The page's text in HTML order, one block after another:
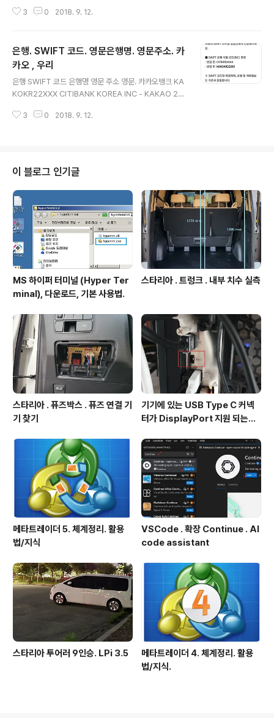
pps/details?id=com.kakaobank.channel&hl=ko 단계2. 카카오뱅크
설시점 타은행, 증권사 등에서 입출금 통장 개설 이후 20일 이내면 계좌개설 안
되므로 20일 이후 개설신청할것. - 사유 : 대포통장 근절 명분으로 금감원에서
만든 개똥 같은 규제. 연관 카..
3 0 2018. 9. 12.
은행. SWIFT 코드. 영문은행명. 영문주소. 카
카오 , 우리
은행 SWIFT 코드 은행명 영문 주소 영문. 카카오뱅크 KA
KOKR22XXX CITIBANK KOREA INC - KAKAO 24
REA 우리은행 HVBKKRSEXXX WOORI BANK 203,
크 SWIFT 코드 변경 안내문. 연관 카카오 뱅크 해외송금.
미국으로 송금시 은행의 ACH Routing No 필수임. 카카
오뱅크 에서 한국 -> 미국으로 송금시 미국측 은행의 AC
H Routing No 를 필수 기록해야한다. SWIFT CO..
3 0 2018. 9. 12.
이 블로그 인기글
MS 하이퍼 터미널 (Hyper Ter
minal), 다운로드, 기본 사용법.
스타리아 . 트렁크 . 내부 치수 실측
스타리아 . 퓨즈박스 . 퓨즈 연결 기
기 찾기
기기에 있는 USB Type C 커넥
터가 DisplayPort 지원 되는지
메타트레이더 5. 체계정리. 활용
법/지식
VSCode . 확장 Continue . AI
code assistant
스타리아 투어러 9인승. LPi 3.5
메타트레이더 4. 체계정리. 활용
법/지식.